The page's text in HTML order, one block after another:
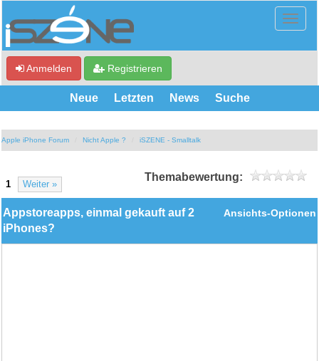
Anmelden Registrieren
Neue Letzten News Suche
Apple iPhone Forum Nicht Apple ? iSZENE - Smalltalk
1 Weiter »
Themabewertung:
Ansichts-Optionen
Appstoreapps, einmal gekauft auf 2
iPhones?